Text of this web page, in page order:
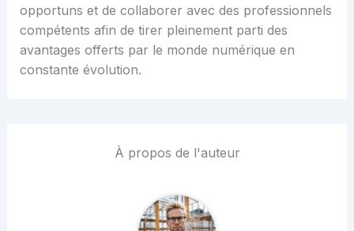
opportuns et de collaborer avec des professionnels
compétents afin de tirer pleinement parti des
avantages offerts par le monde numérique en
constante évolution.
À propos de l'auteur